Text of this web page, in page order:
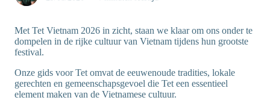
Met Tet Vietnam 2026 in zicht, staan we klaar om ons onder te
dompelen in de rijke cultuur van Vietnam tijdens hun grootste
festival.
Onze gids voor Tet omvat de eeuwenoude tradities, lokale
gerechten en gemeenschapsgevoel die Tet een essentieel
element maken van de Vietnamese cultuur.